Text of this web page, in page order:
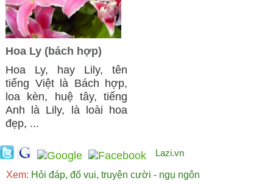
Hoa Ly (bách hợp)
Hoa Ly, hay Lily, tên
tiếng Việt là Bách hợp,
loa kèn, huệ tây, tiếng
Anh là Lily, là loài hoa
đẹp, ...
Lazi.vn
Xem: Hỏi đáp, đố vui, truyện cười - ngụ ngôn